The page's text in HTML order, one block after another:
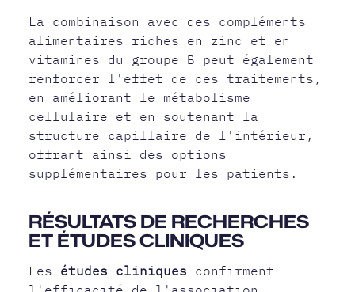
La combinaison avec des compléments
alimentaires riches en zinc et en
vitamines du groupe B peut également
renforcer l'effet de ces traitements,
en améliorant le métabolisme
cellulaire et en soutenant la
structure capillaire de l'intérieur,
offrant ainsi des options
supplémentaires pour les patients.
RÉSULTATS DE RECHERCHES
ET ÉTUDES CLINIQUES
Les études cliniques confirment